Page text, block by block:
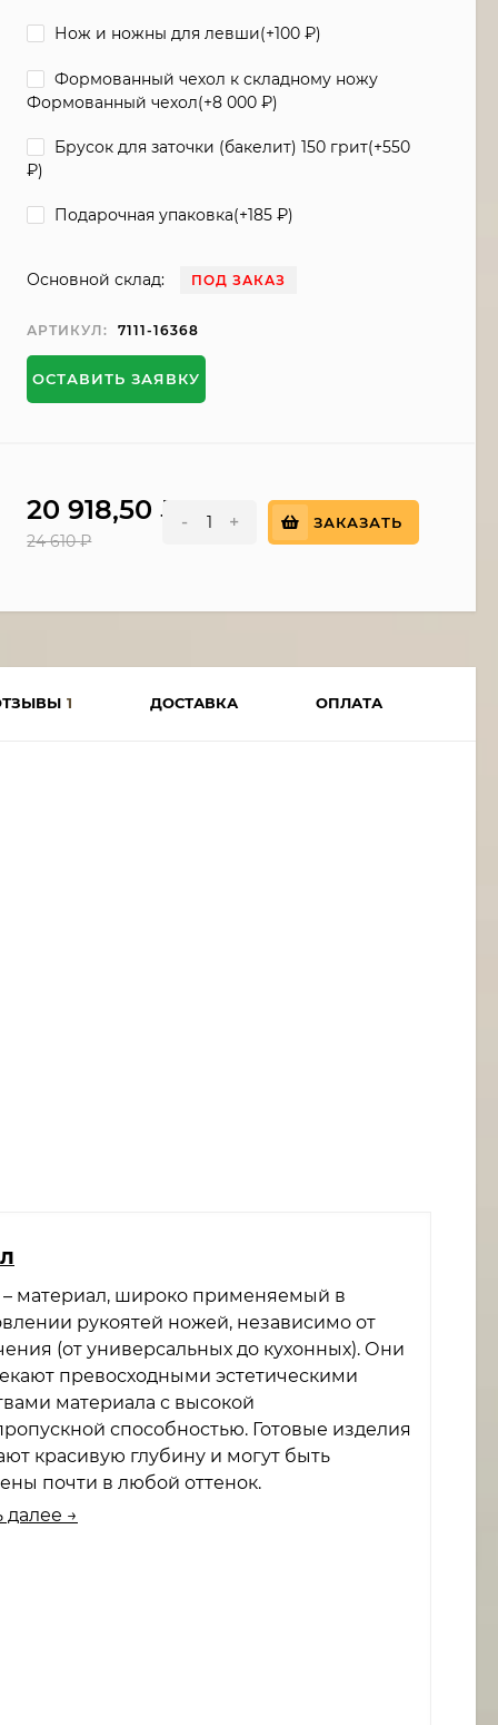
Нож и ножны для левши(+100₽)
Формованный чехол к складному ножу
Формованный чехол(+8 000₽)
Брусок для заточки (бакелит) 150 грит(+550
₽)
Подарочная упаковка(+185₽)
Основной склад: ПОД ЗАКАЗ
АРТИКУЛ: 7111-16368
ОСТАВИТЬ ЗАЯВКУ
20 918,50₽
24 610₽
- + ЗАКАЗАТЬ
1 ДОСТАВКА ОПЛАТА
материал, широко применяемый в
рукоятей ножей, независимо от
(от универсальных до кухонных). Они
превосходными эстетическими
материала с высокой
способностью. Готовые изделия
красивую глубину и могут быть
почти в любой оттенок.
далее →